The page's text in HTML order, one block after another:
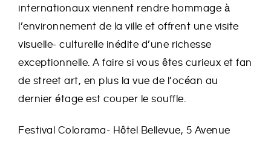
internationaux viennent rendre hommage à
l’environnement de la ville et offrent une visite
visuelle- culturelle inédite d’une richesse
exceptionnelle. A faire si vous êtes curieux et fan
de street art, en plus la vue de l’océan au
dernier étage est couper le souffle.
Festival Colorama- Hôtel Bellevue, 5 Avenue